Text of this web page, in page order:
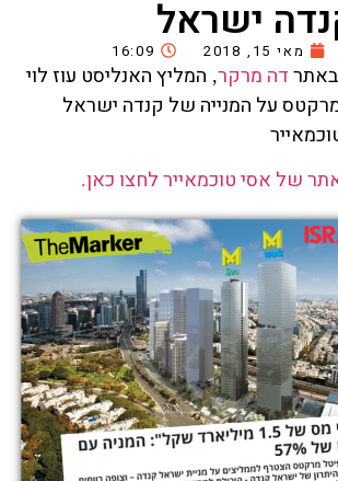
ישראל
מאי 15, 2018 16:09
דה מרקר, המליץ האנליסט עוז לוי
על המנייה של קנדה ישראל
של אסי טוכמאייר לחצו כאן.